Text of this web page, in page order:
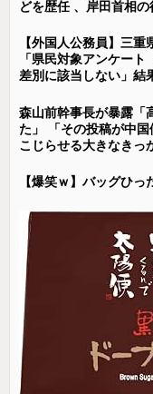
どを歴任 、岸田首相の
【外国人公務員】三
「県民対象アンケー
差別に該当しない」結
森山前幹事長が暴露「
た」 「その投稿が中
こじらせる大きなきっ
【爆笑ｗ】バッグひ